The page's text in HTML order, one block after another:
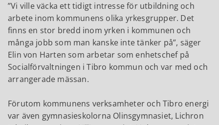
Vi ville väcka ett tidigt intresse för utbildning och
arbete inom kommunens olika yrkesgrupper. Det
finns en stor bredd inom yrken i kommunen och
många jobb som man kanske inte tänker på , säger
Elin von Harten som arbetar som enhetschef på
Socialförvaltningen i Tibro kommun och var med och
arrangerade mässan.
Förutom kommunens verksamheter och Tibro energi
var även gymnasieskolorna Olinsgymnasiet, Lichron